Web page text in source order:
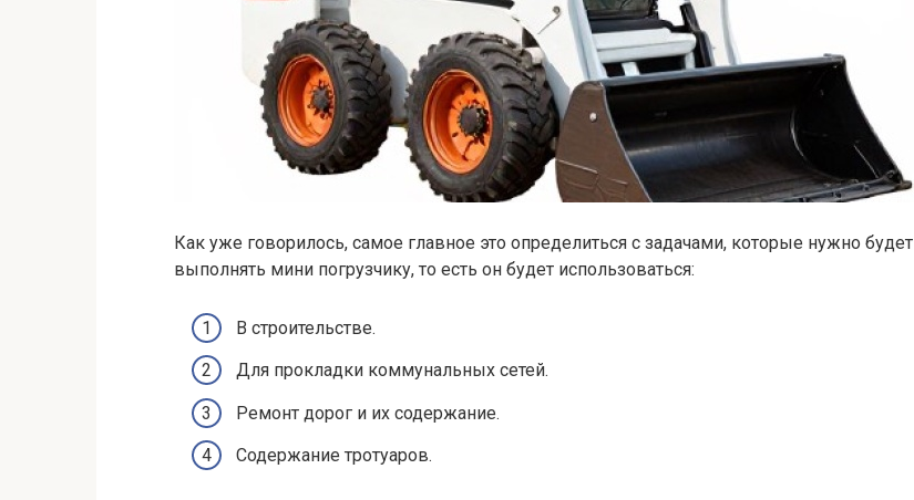
Как уже говорилось, самое главное это определиться с задачами, которые нужно будет
выполнять мини погрузчику, то есть он будет использоваться:
В строительстве.
Для прокладки коммунальных сетей.
Ремонт дорог и их содержание.
Содержание тротуаров.